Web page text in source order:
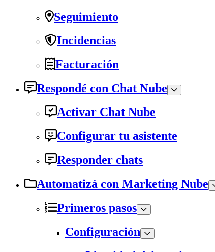
Seguimiento
Incidencias
Facturación
Respondé con Chat Nube
Activar Chat Nube
Configurar tu asistente
Responder chats
Automatizá con Marketing Nube
Primeros pasos
Configuración